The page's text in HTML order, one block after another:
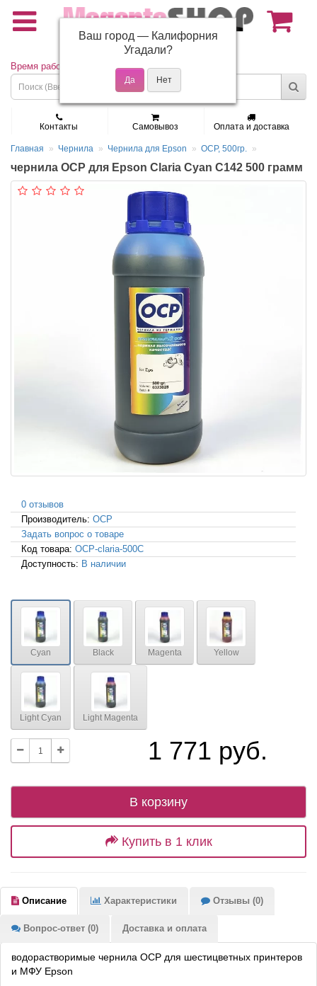
(495) 150-01-37
Время работы: Пн - Пт 9:30 - 19:00
Контакты Самовывоз Оплата и доставка
Главная Чернила Чернила для Epson OCP, 500гр.
чернила OCP для Epson Claria Cyan C142 500 грамм
0 отзывов
Производитель: OCP
Задать вопрос о товаре
Код товара: OCP-claria-500C
Доступность: В наличии
Cyan Black Magenta Yellow
Light Cyan Light Magenta
1 771 руб.
В корзину
Купить в 1 клик
Описание Характеристики Отзывы (0)
Вопрос-ответ (0) Доставка и оплата
водорастворимые чернила OCP для шестицветных принтеров
и МФУ Epson
Ваш город — Калифорния
Угадали?